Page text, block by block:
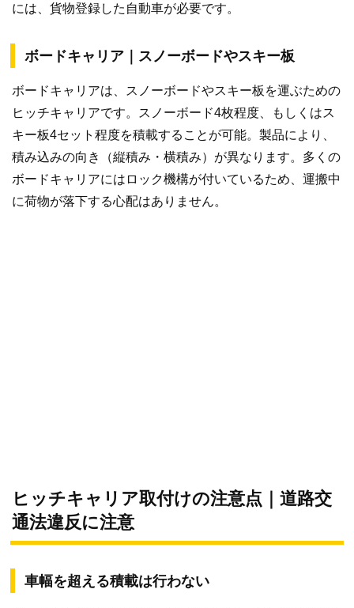
には、貨物登録した自動車が必要です。
ボードキャリア｜スノーボードやスキー板
ボードキャリアは、スノーボードやスキー板を運ぶための
ヒッチキャリアです。スノーボード4枚程度、もしくはス
キー板4セット程度を積載することが可能。製品により、
積み込みの向き（縦積み・横積み）が異なります。多くの
ボードキャリアにはロック機構が付いているため、運搬中
に荷物が落下する心配はありません。
ヒッチキャリア取付けの注意点｜道路交
通法違反に注意
車幅を超える積載は行わない